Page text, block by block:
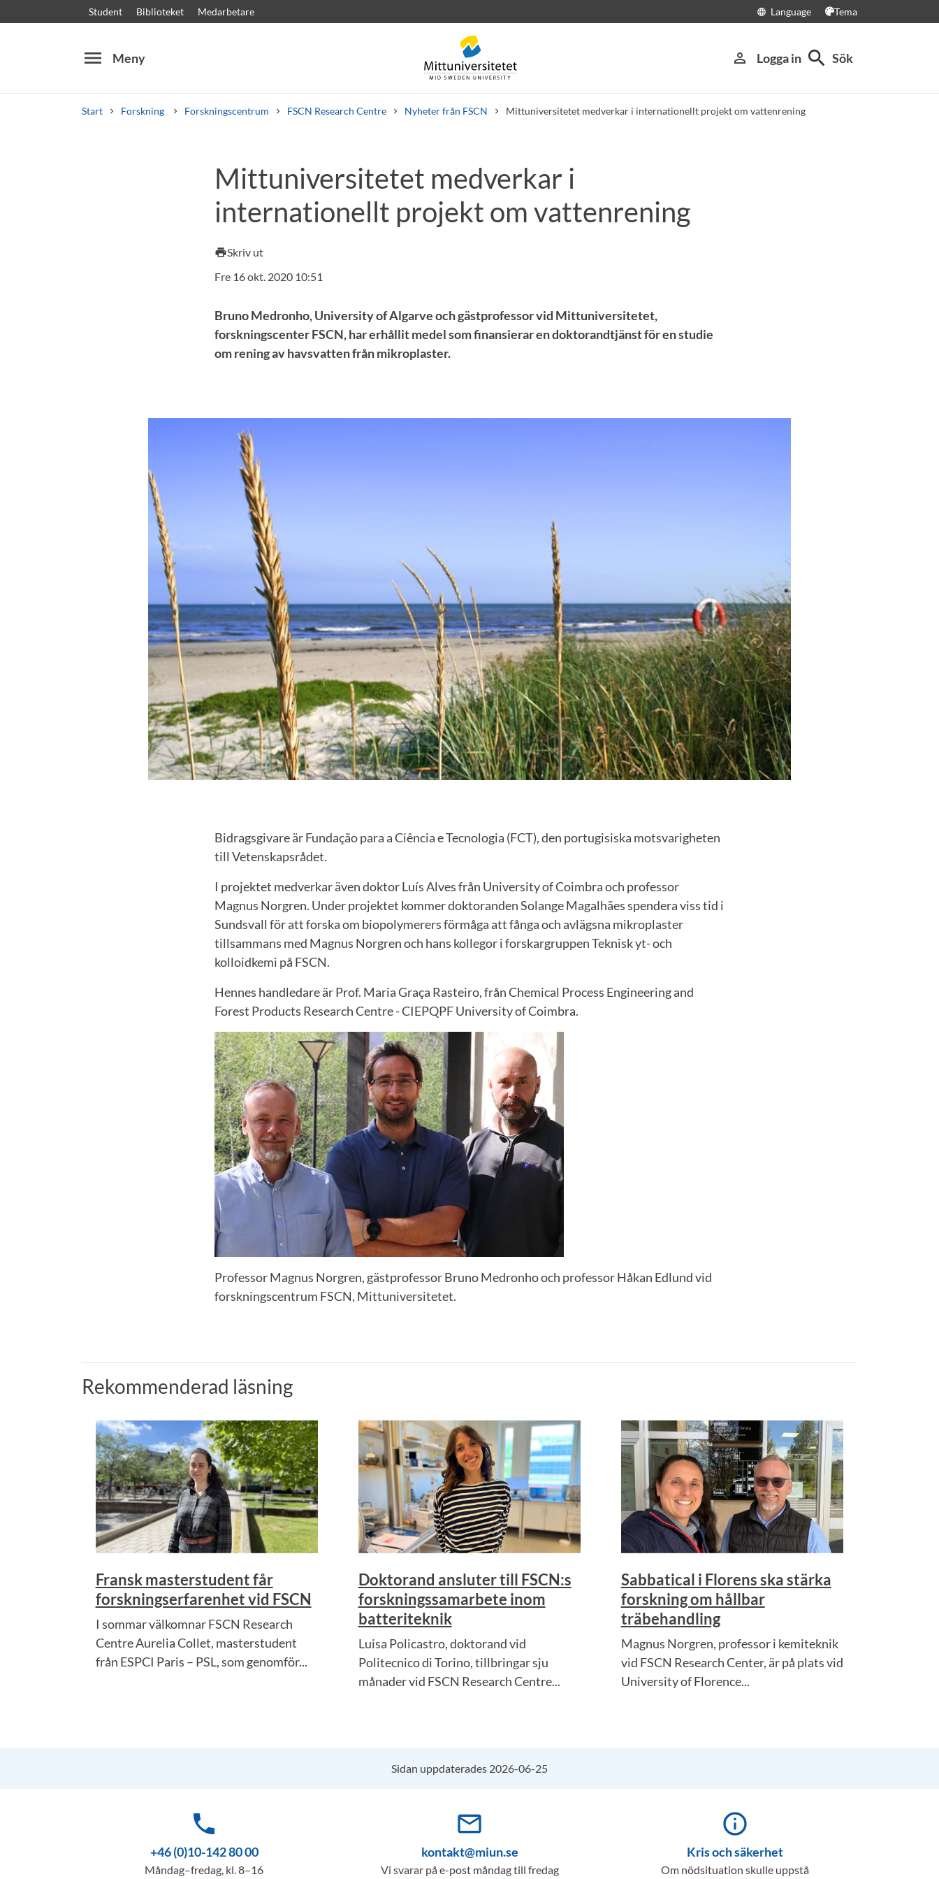
Student Biblioteket Medarbetare language Language Tema
menu Meny person_outline Logga in search Sök
Start Forskning Forskningscentrum FSCN Research Centre Nyheter från FSCN Mittuniversitetet medverkar i internationellt projekt om vattenrening
KursplanerVälkomstbrevPersonalLediga jobb
Mittuniversitetet medverkar i
internationellt projekt om vattenrening
printSkriv ut
Fre 16 okt. 2020 10:51
Bruno Medronho, University of Algarve och gästprofessor vid Mittuniversitetet,
forskningscenter FSCN, har erhållit medel som finansierar en doktorandtjänst för en studie
om rening av havsvatten från mikroplaster.
Bidragsgivare är Fundação para a Ciência e Tecnologia (FCT), den portugisiska motsvarigheten
till Vetenskapsrådet.
I projektet medverkar även doktor Luís Alves från University of Coimbra och professor
Magnus Norgren. Under projektet kommer doktoranden Solange Magalhães spendera viss tid i
Sundsvall för att forska om biopolymerers förmåga att fånga och avlägsna mikroplaster
tillsammans med Magnus Norgren och hans kollegor i forskargruppen Teknisk yt- och
kolloidkemi på FSCN.
Hennes handledare är Prof. Maria Graça Rasteiro, från Chemical Process Engineering and
Forest Products Research Centre - CIEPQPF University of Coimbra.
Professor Magnus Norgren, gästprofessor Bruno Medronho och professor Håkan Edlund vid
forskningscentrum FSCN, Mittuniversitetet.
Rekommenderad läsning
Fransk masterstudent får
forskningserfarenhet vid FSCN
I sommar välkomnar FSCN Research
Centre Aurelia Collet, masterstudent
från ESPCI Paris – PSL, som genomför...
Doktorand ansluter till FSCN:s
forskningssamarbete inom
batteriteknik
Luisa Policastro, doktorand vid
Politecnico di Torino, tillbringar sju
månader vid FSCN Research Centre...
Sabbatical i Florens ska stärka
forskning om hållbar
träbehandling
Magnus Norgren, professor i kemiteknik
vid FSCN Research Center, är på plats vid
University of Florence...
Sidan uppdaterades 2026-06-25
phone
+46 (0)10-142 80 00
Måndag–fredag, kl. 8–16
mail_outline
kontakt@miun.se
Vi svarar på e-post måndag till fredag
info_outline
Kris och säkerhet
Om nödsituation skulle uppstå